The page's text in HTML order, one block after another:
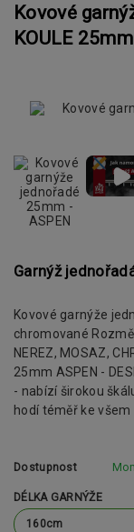
Kovové
KOULE
Garnýž
Kovové garnýže
chromované
NEREZ, MOSAZ,
25mm ASPEN -
- nabízí širokou
hodí téměř ke všem
Dostupnost
DÉLKA GARNÝŽE